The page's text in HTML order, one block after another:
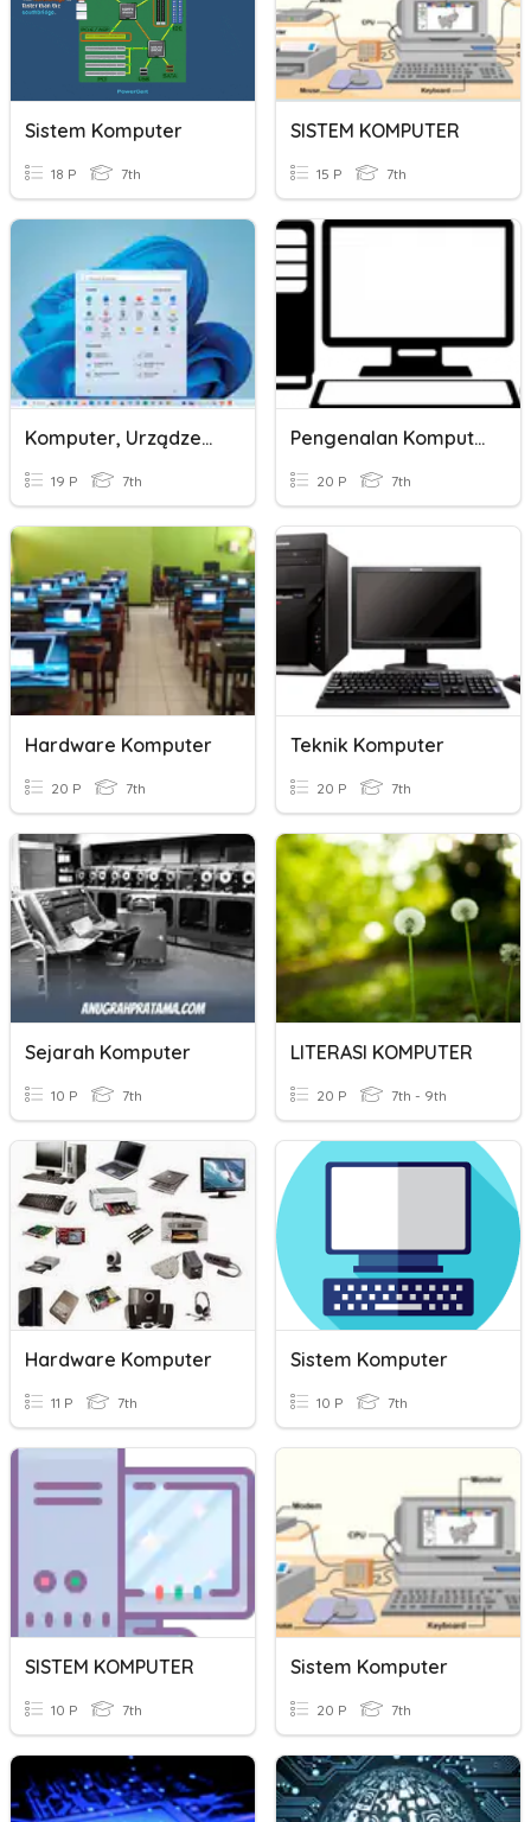
Sistem Komputer
18 P 7th
SISTEM KOMPUTER
15 P 7th
Komputer, Urządzenia Komputerowe. Program Komputerowy, Przepisy
19 P 7th
Pengenalan Komputer
20 P 7th
Hardware Komputer
20 P 7th
Teknik Komputer
20 P 7th
Sejarah Komputer
10 P 7th
LITERASI KOMPUTER
20 P 7th - 9th
Hardware Komputer
11 P 7th
Sistem Komputer
10 P 7th
SISTEM KOMPUTER
10 P 7th
Sistem Komputer
20 P 7th